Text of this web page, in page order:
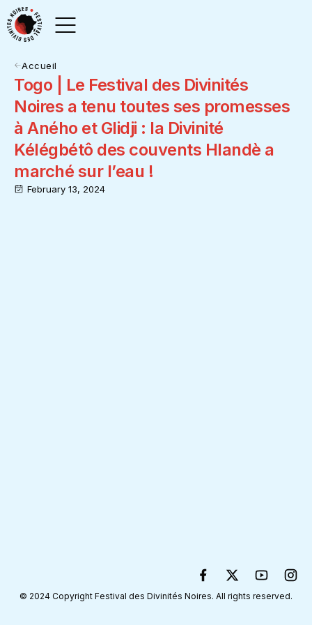
Accueil
Togo | Le Festival des Divinités
Noires a tenu toutes ses promesses
à Aného et Glidji : la Divinité
Kélégbétô des couvents Hlandè a
marché sur l’eau !
February 13, 2024
© 2024 Copyright Festival des Divinités Noires. All rights reserved.